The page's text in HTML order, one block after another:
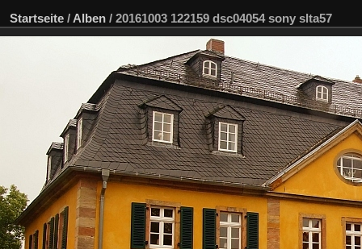
Startseite / Alben / 20161003 122159 dsc04054 sony slta57